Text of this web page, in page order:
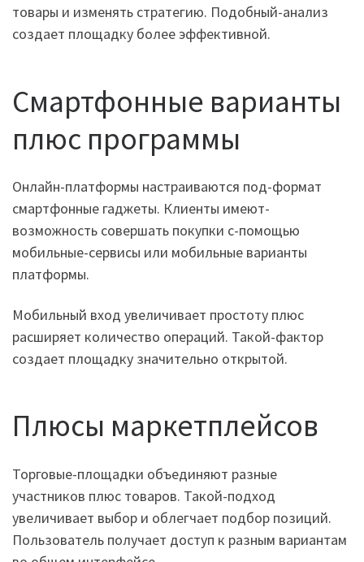
товары и изменять стратегию. Подобный-анализ
создает площадку более эффективной.
Смартфонные варианты
плюс программы
Онлайн-платформы настраиваются под-формат
смартфонные гаджеты. Клиенты имеют-
возможность совершать покупки с-помощью
мобильные-сервисы или мобильные варианты
платформы.
Мобильный вход увеличивает простоту плюс
расширяет количество операций. Такой-фактор
создает площадку значительно открытой.
Плюсы маркетплейсов
Торговые-площадки объединяют разные
участников плюс товаров. Такой-подход
увеличивает выбор и облегчает подбор позиций.
Пользователь получает доступ к разным вариантам